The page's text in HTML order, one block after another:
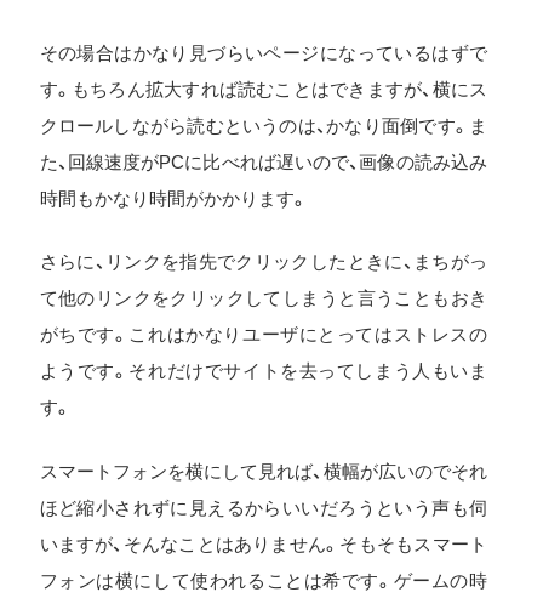
その場合はかなり見づらいページになっているはずで
す。もちろん拡大すれば読むことはできますが、横にス
クロールしながら読むというのは、かなり面倒です。ま
た、回線速度がPCに比べれば遅いので、画像の読み込み
時間もかなり時間がかかります。
さらに、リンクを指先でクリックしたときに、まちがっ
て他のリンクをクリックしてしまうと言うこともおき
がちです。これはかなりユーザにとってはストレスの
ようです。それだけでサイトを去ってしまう人もいま
す。
スマートフォンを横にして見れば、横幅が広いのでそれ
ほど縮小されずに見えるからいいだろうという声も伺
いますが、そんなことはありません。そもそもスマート
フォンは横にして使われることは希です。ゲームの時